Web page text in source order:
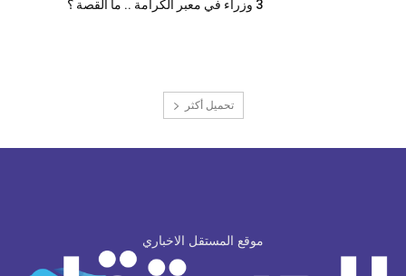
3 وزراء في معبر الكرامة .. ما القصة ؟
تحميل أكثر
موقع المستقل الاخباري